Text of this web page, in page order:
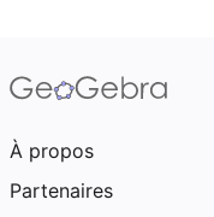
À propos
Partenaires